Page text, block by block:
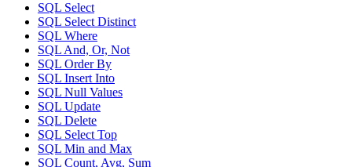
SQL Select
SQL Select Distinct
SQL Where
SQL And, Or, Not
SQL Order By
SQL Insert Into
SQL Null Values
SQL Update
SQL Delete
SQL Select Top
SQL Min and Max
SQL Count, Avg, Sum